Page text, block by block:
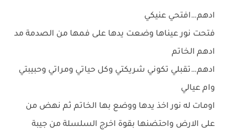
ادهم…افتحي عنيكي
فتحت نور عيناها وضعت يدها على فمها من الصدمة مد
ادهم الخاتم
ادهم…تقبلي تكوني شريكتي وكل حياتي ومراتي وحبيبتي
وام عيالي
اومات له نور اخذ يدها ووضع بها الخاتم ثم نهض من
على الارض واحتضنها بقوة اخرج السلسلة من جيبة